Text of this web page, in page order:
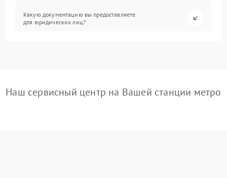
Какую документацию вы предоставляете
для юридических лиц?
Наш сервисный центр на Вашей станции метро